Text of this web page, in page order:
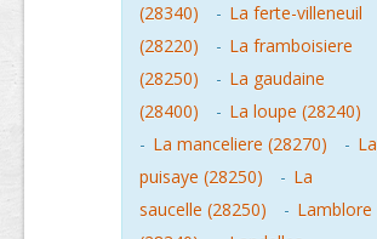
(28340)
- La ferte-villeneuil
(28220)
- La framboisiere
(28250)
- La gaudaine
(28400)
- La loupe (28240)
- La manceliere (28270) - La
puisaye (28250)
- La
saucelle (28250)
- Lamblore